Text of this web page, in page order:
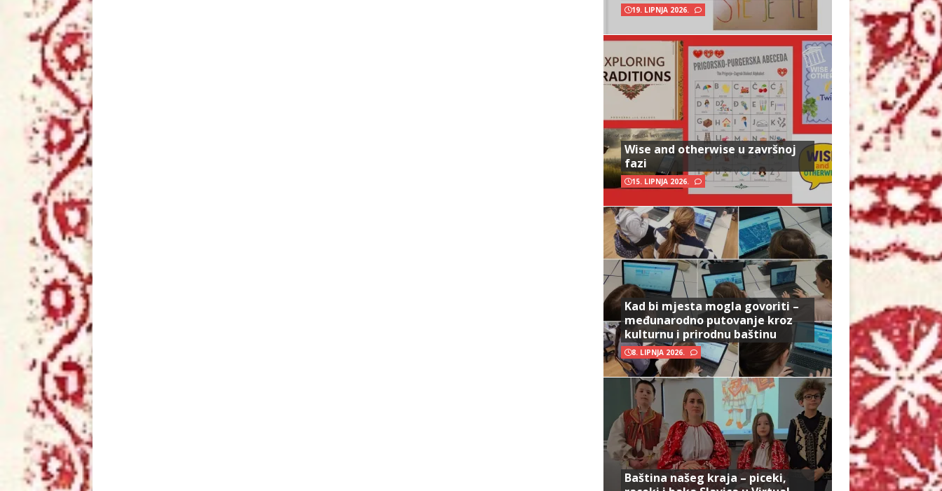
19. LIPNJA 2026.
Wise and otherwise u završnoj
fazi
15. LIPNJA 2026.
Kad bi mjesta mogla govoriti –
međunarodno putovanje kroz
kulturnu i prirodnu baštinu
8. LIPNJA 2026.
Baština našeg kraja – piceki,